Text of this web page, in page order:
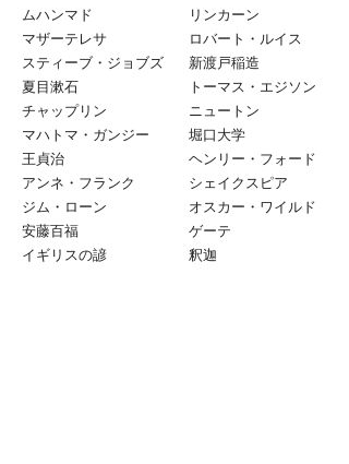
ムハンマド
マザーテレサ
スティーブ・ジョブズ
夏目漱石
チャップリン
マハトマ・ガンジー
王貞治
アンネ・フランク
ジム・ローン
安藤百福
イギリスの諺
リンカーン
ロバート・ルイス
新渡戸稲造
トーマス・エジソン
ニュートン
堀口大学
ヘンリー・フォード
シェイクスピア
オスカー・ワイルド
ゲーテ
釈迦